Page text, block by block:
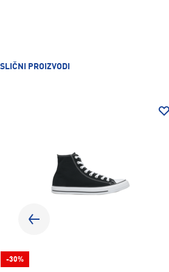
SLIČNI PROIZVODI
-30%